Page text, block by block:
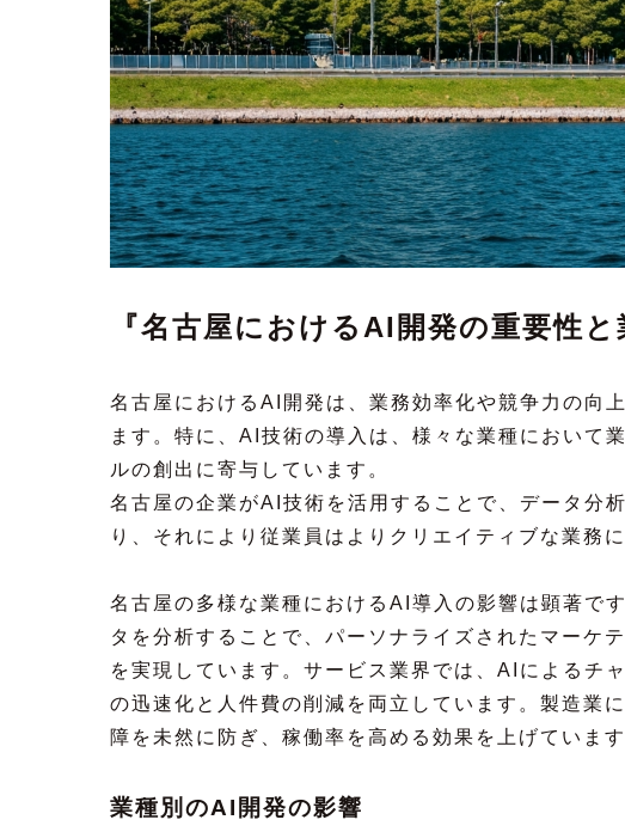
『名古屋におけるAI開発の重要性と
名古屋におけるAI開発は、業務効率化や競争力の向
ます。特に、AI技術の導入は、様々な業種において
ルの創出に寄与しています。
名古屋の企業がAI技術を活用することで、データ分
り、それにより従業員はよりクリエイティブな業務
名古屋の多様な業種におけるAI導入の影響は顕著で
タを分析することで、パーソナライズされたマーケ
を実現しています。サービス業界では、AIによるチ
の迅速化と人件費の削減を両立しています。製造業
障を未然に防ぎ、稼働率を高める効果を上げています
業種別のAI開発の影響